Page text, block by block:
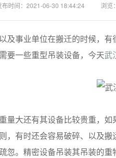
布时间：2021-06-30 18:44:24 浏览
事业单位在搬迁的时候，有
要一些重型吊装设备，今天武
大还有其设备比较贵重，如
，有时还会容易破碎、以及
忽。精密设备吊装其吊装的